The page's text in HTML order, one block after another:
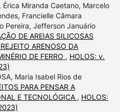
Érica Miranda Caetano, Marcelo
Francielle Câmara
Pereira, Jefferson Januário
DE AREIAS SILICOSAS
ARENOSO DA
DE FERRO , HOLOS: v.
Maria Isabel Rios de
PARA PENSAR A
E TECNOLÓGICA , HOLOS: